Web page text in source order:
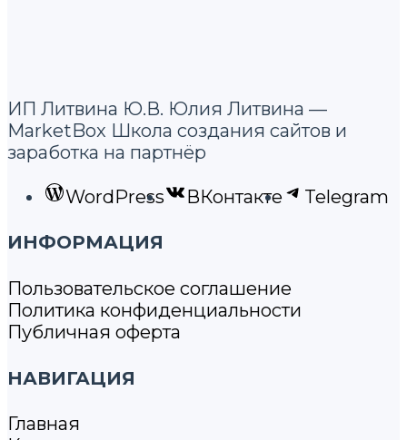
ИП Литвина Ю.В. Юлия Литвина —
MarketBox Школа создания сайтов и
заработка на партнёр
WordPress ВКонтакте Telegram
ИНФОРМАЦИЯ
Пользовательское соглашение
Политика конфиденциальности
Публичная оферта
НАВИГАЦИЯ
Главная